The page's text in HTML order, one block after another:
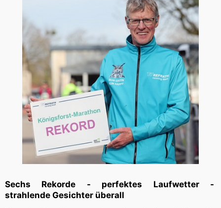
Sechs Rekorde - perfektes Laufwetter -
strahlende Gesichter überall